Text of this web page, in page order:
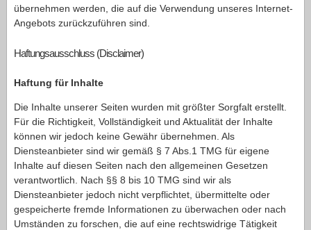
übernehmen werden, die auf die Verwendung unseres Internet-
Angebots zurückzuführen sind.
Haftungsausschluss (Disclaimer)
Haftung für Inhalte
Die Inhalte unserer Seiten wurden mit größter Sorgfalt erstellt.
Für die Richtigkeit, Vollständigkeit und Aktualität der Inhalte
können wir jedoch keine Gewähr übernehmen. Als
Diensteanbieter sind wir gemäß § 7 Abs.1 TMG für eigene
Inhalte auf diesen Seiten nach den allgemeinen Gesetzen
verantwortlich. Nach §§ 8 bis 10 TMG sind wir als
Diensteanbieter jedoch nicht verpflichtet, übermittelte oder
gespeicherte fremde Informationen zu überwachen oder nach
Umständen zu forschen, die auf eine rechtswidrige Tätigkeit